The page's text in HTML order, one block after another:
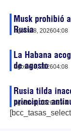
Musk prohibió
Rusia
agosto 8, 202604:08
La Habana
de agosto
agosto 8, 202604:08
Rusia tilda
principios
agosto 8, 202603:44